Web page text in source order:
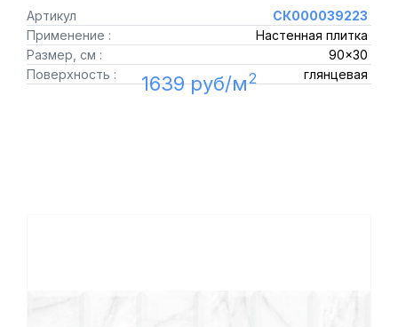
Артикул
СК000039223
Применение :
Настенная плитка
Размер, см :
90x30
Поверхность :
глянцевая
1639 руб/м2